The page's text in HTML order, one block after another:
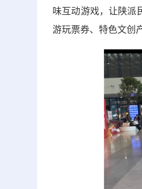
味互动游戏，让陕派
游玩票券、特色文创